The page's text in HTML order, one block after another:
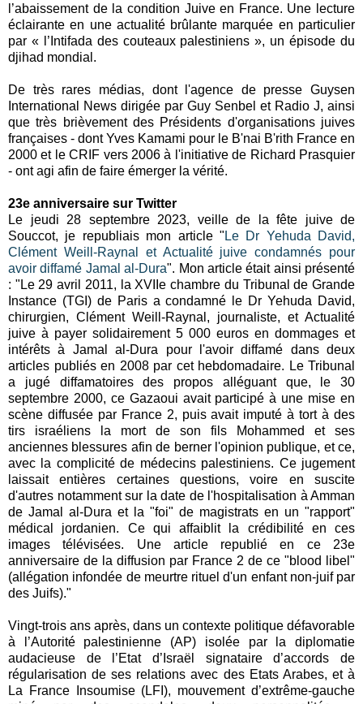
l’abaissement de la condition Juive en France. Une lecture
éclairante en une actualité brûlante marquée en particulier
par « l’Intifada des couteaux palestiniens », un épisode du
djihad mondial.
De très rares médias, dont l'agence de presse Guysen
International News dirigée par Guy Senbel et Radio J, ainsi
que très brièvement des Présidents d'organisations juives
françaises - dont Yves Kamami pour le B'nai B'rith France en
2000 et le CRIF vers 2006 à l'initiative de Richard Prasquier
- ont agi afin de faire émerger la vérité.
23e anniversaire sur Twitter
Le jeudi 28 septembre 2023, veille de la fête juive de
Souccot, je republiais mon article " Le Dr Yehuda David,
Clément Weill-Raynal et Actualité juive condamnés pour
avoir diffamé Jamal al-Dura". Mon article était ainsi présenté
: " Le 29 avril 2011, la XVIIe chambre du Tribunal de Grande
Instance (TGI) de Paris a condamné le Dr Yehuda David,
chirurgien, Clément Weill-Raynal, journaliste, et Actualité
juive à payer solidairement 5 000 euros en dommages et
intérêts à Jamal al-Dura pour l'avoir diffamé dans deux
articles publiés en 2008 par cet hebdomadaire. Le Tribunal
a jugé diffamatoires des propos alléguant que, le 30
septembre 2000, ce Gazaoui avait participé à une mise en
scène diffusée par France 2, puis avait imputé à tort à des
tirs israéliens la mort de son fils Mohammed et ses
anciennes blessures afin de berner l'opinion publique, et ce,
avec la complicité de médecins palestiniens. Ce jugement
laissait entières certaines questions, voire en suscite
d'autres notamment sur la date de l'hospitalisation à Amman
de Jamal al-Dura et la "foi" de magistrats en un "rapport"
médical jordanien. Ce qui affaiblit la crédibilité en ces
images télévisées. Une article republié en ce 23e
anniversaire de la diffusion par France 2 de ce "blood libel"
(allégation infondée de meurtre rituel d'un enfant non-juif par
des Juifs)."
Vingt-trois ans après, dans un contexte politique défavorable
à l’Autorité palestinienne (AP) isolée par la diplomatie
audacieuse de l’Etat d’Israël signataire d’accords de
régularisation de ses relations avec des Etats Arabes, et à
La France Insoumise (LFI), mouvement d’extrême-gauche